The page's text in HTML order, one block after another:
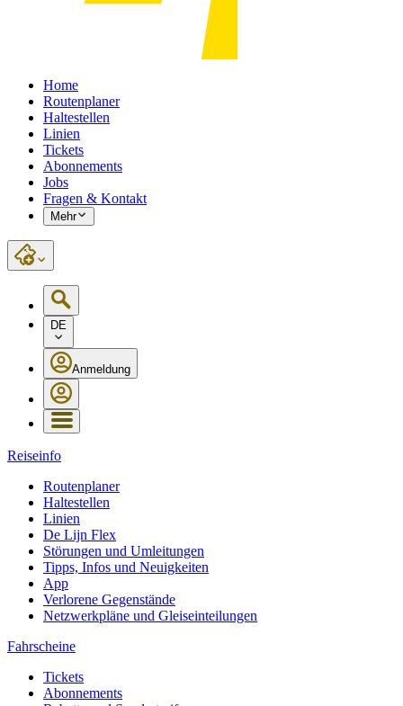
Home
Routenplaner
Haltestellen
Linien
Tickets
Abonnements
Jobs
Fragen & Kontakt
Mehr
DE
Anmeldung
Reiseinfo
Routenplaner
Haltestellen
Linien
De Lijn Flex
Störungen und Umleitungen
Tipps, Infos und Neuigkeiten
App
Verlorene Gegenstände
Netzwerkpläne und Gleiseinteilungen
Fahrscheine
Tickets
Abonnements